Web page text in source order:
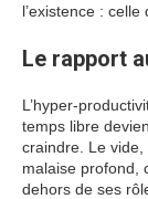
l’existence :
Le rapport
L’hyper-
temps libre
craindre. Le vide,
malaise profond,
dehors de ses